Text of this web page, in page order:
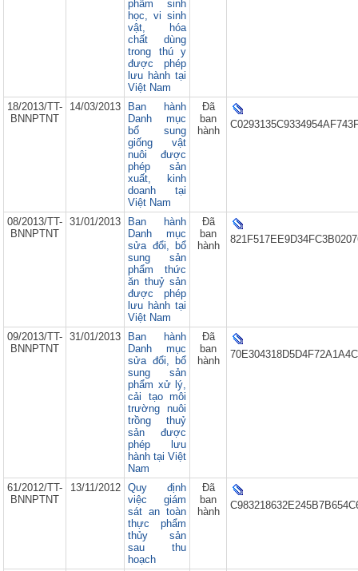
phẩm sinh
học, vi sinh
vật, hóa
chất dùng
trong thú y
được phép
lưu hành tại
Việt Nam
18/2013/TT-
BNNPTNT
14/03/2013
Ban hành
Danh mục
bổ sung
giống vật
nuôi được
phép sản
xuất, kinh
doanh tại
Việt Nam
Đã
ban
hành
08/2013/TT-
BNNPTNT
31/01/2013
Ban hành
Danh mục
sửa đổi, bổ
sung sản
phẩm thức
ăn thuỷ sản
được phép
lưu hành tại
Việt Nam
Đã
ban
hành
09/2013/TT-
BNNPTNT
31/01/2013
Ban hành
Danh mục
sửa đổi, bổ
sung sản
phẩm xử lý,
cải tạo môi
trường nuôi
trồng thuỷ
sản được
phép lưu
hành tại Việt
Nam
Đã
ban
hành
61/2012/TT-
BNNPTNT
13/11/2012
Quy định
việc giám
sát an toàn
thực phẩm
thủy sản
sau thu
hoạch
Đã
ban
hành